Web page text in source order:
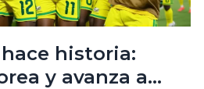
historia:
y avanza a